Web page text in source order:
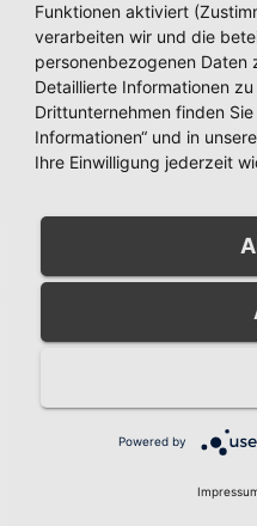
Partner
Funktionen aktiviert
verarbeiten wir und die
personenbezogenen Daten
Detaillierte Informationen
Drittunternehmen finden
Informationen“ und in
Ihre Einwilligung jederzeit
Powered by